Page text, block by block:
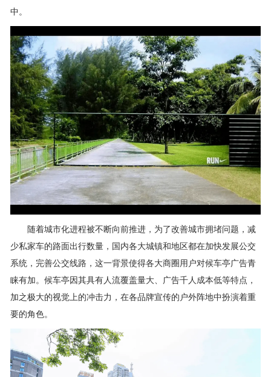
中。
随着城市化进程被不断向前推进，为了改善城市拥堵问题，减
少私家车的路面出行数量，国内各大城镇和地区都在加快发展公交
系统，完善公交线路，这一背景使得各大商圈用户对候车亭广告青
睐有加。候车亭因其具有人流覆盖量大、广告千人成本低等特点，
加之极大的视觉上的冲击力，在各品牌宣传的户外阵地中扮演着重
要的角色。